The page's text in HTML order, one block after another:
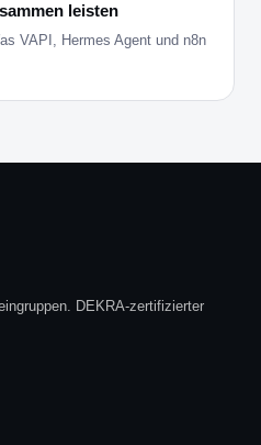
leisten
VAPI, Hermes Agent und n8n
DEKRA-zertifizierter